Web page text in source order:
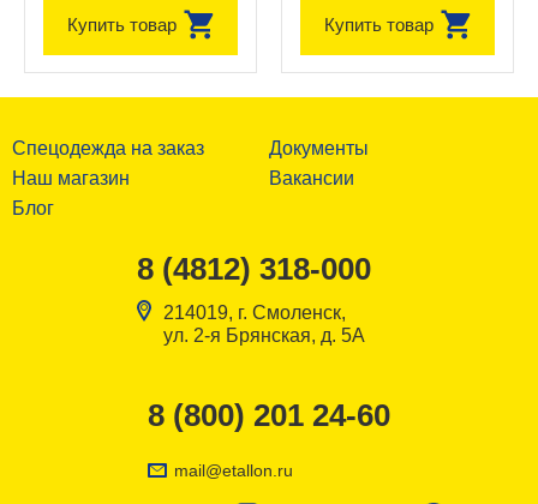
Купить товар Купить товар
Спецодежда на заказ
Документы
Наш магазин
Вакансии
Блог
8 (4812) 318-000
214019, г. Смоленск,
ул. 2-я Брянская, д. 5А
8 (800) 201 24-60
mail@etallon.ru